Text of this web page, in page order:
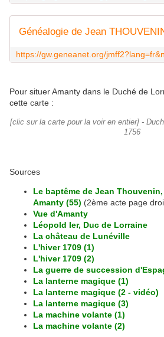
Généalogie de Jean
Pour situer Amanty dans le Duché de
cette carte :
[clic sur la carte pour la voir en entier] -
1756
Sources
Le baptême de Jean
Amanty (55) (2ème acte page
Vue d'Amanty
Léopold Ier, Duc de Lorraine
La château de Lunéville
L'hiver 1709 (1)
L'hiver 1709 (2)
La guerre de succession
La lanterne magique (1)
La lanterne magique (2 - vidéo)
La lanterne magique (3)
La machine volante (1)
La machine volante (2)